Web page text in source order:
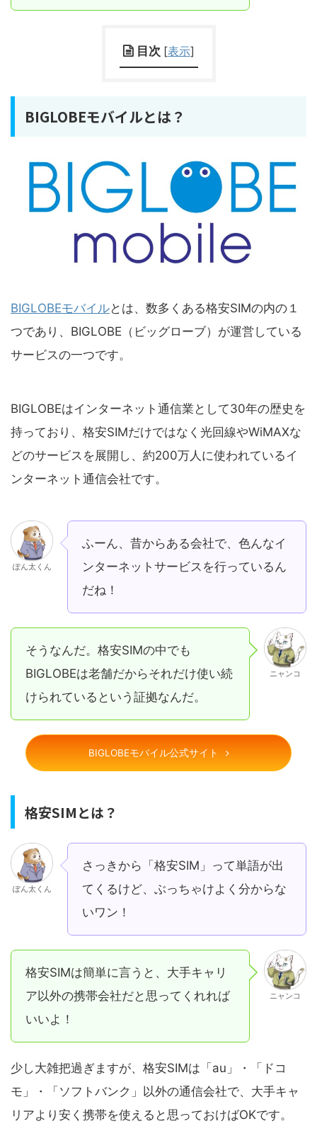
目次 [表示]
BIGLOBEモバイルとは？
BIGLOBEモバイルとは、数多くある格安SIMの内の１
つであり、BIGLOBE（ビッグローブ）が運営している
サービスの一つです。
BIGLOBEはインターネット通信業として30年の歴史を
持っており、格安SIMだけではなく光回線やWiMAXな
どのサービスを展開し、約200万人に使われているイ
ンターネット通信会社です。
ぽん太くん
ふーん、昔からある会社で、色んなイ
ンターネットサービスを行っているん
だね！
そうなんだ。格安SIMの中でも
BIGLOBEは老舗だからそれだけ使い続
けられているという証拠なんだ。
ニャンコ
BIGLOBEモバイル公式サイト
格安SIMとは？
ぽん太くん
さっきから「格安SIM」って単語が出
てくるけど、ぶっちゃけよく分からな
いワン！
格安SIMは簡単に言うと、大手キャリ
ア以外の携帯会社だと思ってくれれば
いいよ！
ニャンコ
少し大雑把過ぎますが、格安SIMは「au」・「ドコ
モ」・「ソフトバンク」以外の通信会社で、大手キャ
リアより安く携帯を使えると思っておけばOKです。